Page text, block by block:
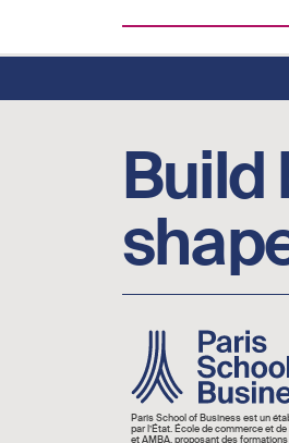
Build
Image
Paris School of Business est un
par l’État. École de commerce et
et AMBA, proposant des